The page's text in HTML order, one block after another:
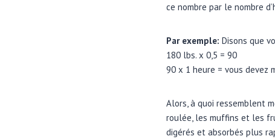
ce nombre par le nombre
Par exemple: Disons que
180 lbs. x 0,5 = 90
90 x 1 heure = vous devez
Alors, à quoi ressemblent
roulée, les muffins et les
digérés et absorbés plus